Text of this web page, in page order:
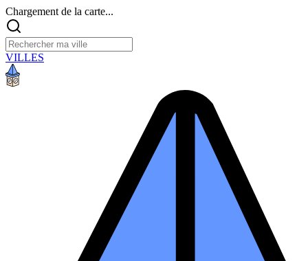
Chargement de la carte...
VILLES